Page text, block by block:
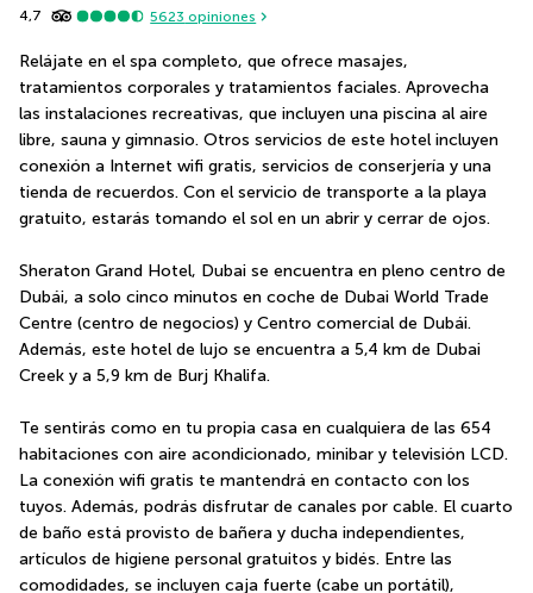
4,7 5623 opiniones
Relájate en el spa completo, que ofrece masajes,
tratamientos corporales y tratamientos faciales. Aprovecha
las instalaciones recreativas, que incluyen una piscina al aire
libre, sauna y gimnasio. Otros servicios de este hotel incluyen
conexión a Internet wifi gratis, servicios de conserjería y una
tienda de recuerdos. Con el servicio de transporte a la playa
gratuito, estarás tomando el sol en un abrir y cerrar de ojos.
Sheraton Grand Hotel, Dubai se encuentra en pleno centro de
Dubái, a solo cinco minutos en coche de Dubai World Trade
Centre (centro de negocios) y Centro comercial de Dubái.
Además, este hotel de lujo se encuentra a 5,4 km de Dubai
Creek y a 5,9 km de Burj Khalifa.
Te sentirás como en tu propia casa en cualquiera de las 654
habitaciones con aire acondicionado, minibar y televisión LCD.
La conexión wifi gratis te mantendrá en contacto con los
tuyos. Además, podrás disfrutar de canales por cable. El cuarto
de baño está provisto de bañera y ducha independientes,
artículos de higiene personal gratuitos y bidés. Entre las
comodidades, se incluyen caja fuerte (cabe un portátil),